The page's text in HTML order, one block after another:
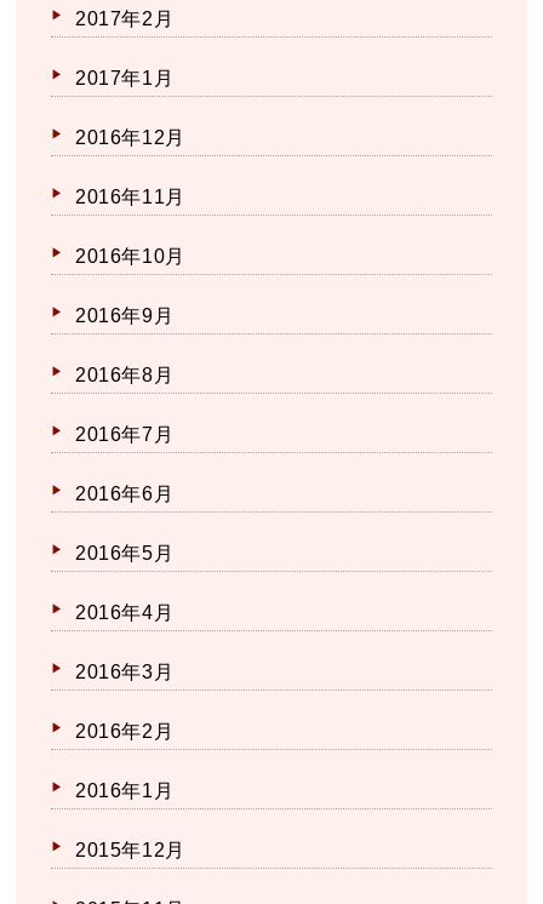
2017年2月
2017年1月
2016年12月
2016年11月
2016年10月
2016年9月
2016年8月
2016年7月
2016年6月
2016年5月
2016年4月
2016年3月
2016年2月
2016年1月
2015年12月